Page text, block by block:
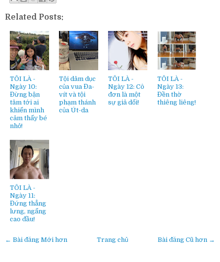
Related Posts:
TÔI LÀ -
Ngày 10:
Đừng bận
tâm tới ai
khiến mình
cảm thấy bé
nhỏ!
Tội dâm dục
của vua Đa-
vít và tội
phạm thánh
của Út-da
TÔI LÀ -
Ngày 12: Cô
đơn là một
sự giả dối!
TÔI LÀ -
Ngày 13:
Đền thờ
thiêng liêng!
TÔI LÀ -
Ngày 11:
Đứng thẳng
lưng, ngẩng
cao đầu!
← Bài đăng Mới hơn Bài đăng Cũ hơn →
Trang chủ